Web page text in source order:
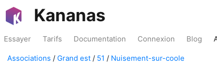
Kananas
Essayer Tarifs Documentation Connexion Blog
Associations / Grand est / 51 / Nuisement-sur-coole